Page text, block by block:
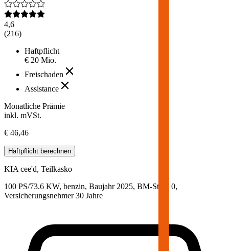
4,6
(216)
Haftpflicht
€ 20 Mio.
Freischaden
Assistance
Monatliche Prämie
inkl. mVSt.
€ 46,46
Haftpflicht berechnen
KIAcee'd, Teilkasko
100 PS/73.6 KW, benzin, Baujahr 2025, BM-Stufe 0,
Versicherungsnehmer 30 Jahre